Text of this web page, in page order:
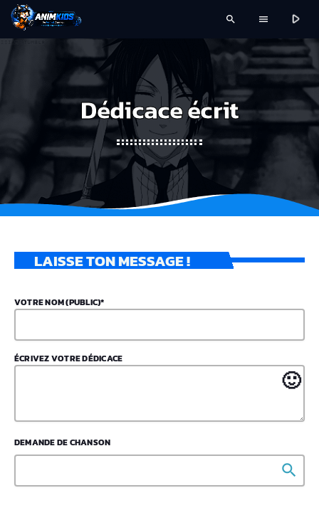
search menu play_arrow
Dédicace écrit
LAISSE TON MESSAGE !
VOTRE NOM (PUBLIC)*
ÉCRIVEZ VOTRE DÉDICACE
🙂
DEMANDE DE CHANSON
search